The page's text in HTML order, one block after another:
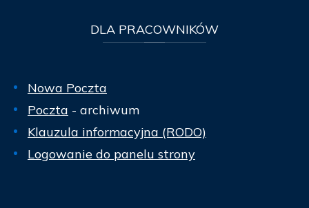
DLA PRACOWNIKÓW
Nowa Poczta
Poczta - archiwum
Klauzula informacyjna (RODO)
Logowanie do panelu strony